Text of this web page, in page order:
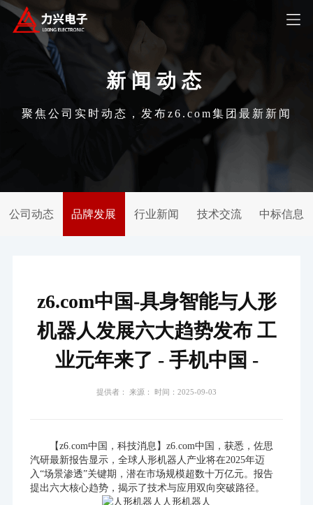
新闻动态
聚焦公司实时动态，发布z6.com集团最新新闻
公司动态 品牌发展 行业新闻 技术交流 中标信息
z6.com中国-具身智能与人形
机器人发展六大趋势发布 工
业元年来了 - 手机中国 -
提供者： 来源： 时间：2025-09-03
【z6.com中国，科技消息】z6.com中国，获悉，佐思
汽研最新报告显示，全球人形机器人产业将在2025年迈
入“场景渗透”关键期，潜在市场规模超数十万亿元。报告
提出六大核心趋势，揭示了技术与应用双向突破路径。
人形机器人